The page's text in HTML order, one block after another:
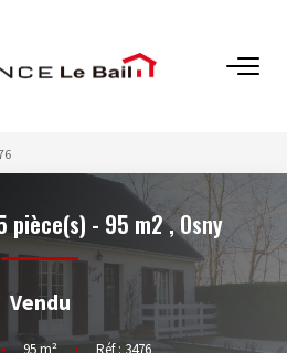
GESTION
5 pièce(s) - 95 m2,Osny
Vendu
• 95m² • Réf : 3476